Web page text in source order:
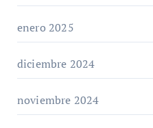
enero 2025
diciembre 2024
noviembre 2024